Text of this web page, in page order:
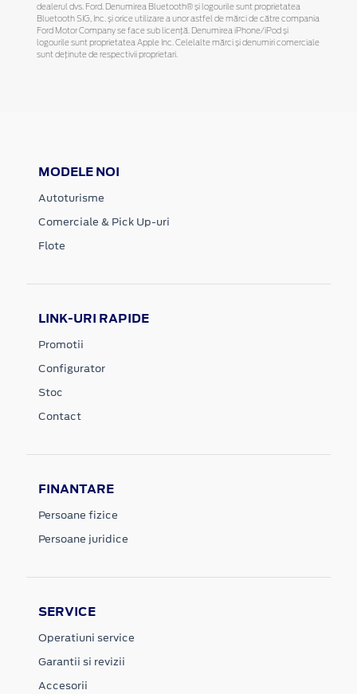
dealerul dvs. Ford. Denumirea Bluetooth® și logourile sunt proprietatea
Bluetooth SIG, Inc. și orice utilizare a unor astfel de mărci de către compania
Ford Motor Company se face sub licență. Denumirea iPhone/iPod și
logourile sunt proprietatea Apple Inc. Celelalte mărci și denumiri comerciale
sunt deținute de respectivii proprietari.
MODELE NOI
Autoturisme
Comerciale & Pick Up-uri
Flote
LINK-URI RAPIDE
Promotii
Configurator
Stoc
Contact
FINANTARE
Persoane fizice
Persoane juridice
SERVICE
Operatiuni service
Garantii si revizii
Accesorii